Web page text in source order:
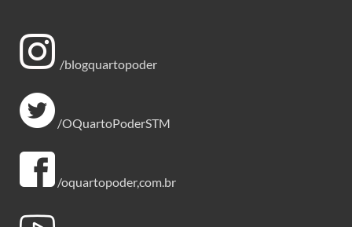
/blogquartopoder
/OQuartoPoderSTM
/oquartopoder,com.br